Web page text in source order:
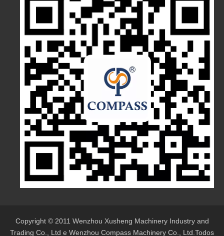
Copyright © 2011 Wenzhou Xusheng Machinery Industry and
Trading Co., Ltd e Wenzhou Compass Machinery Co., Ltd.Todos